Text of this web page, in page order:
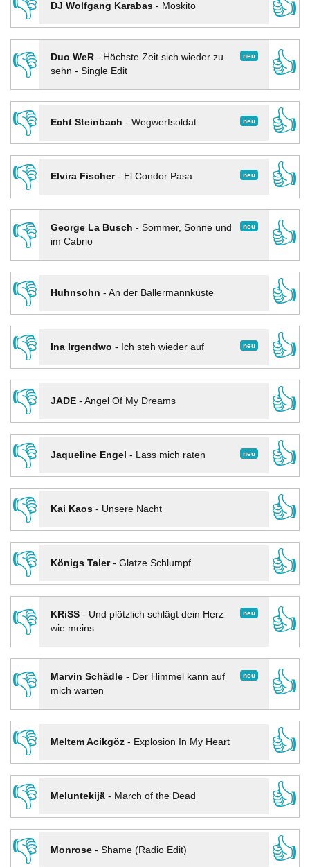
👎 DJ Wolfgang Karabas- Moskito
👍
👎
neu
Duo WeR- Höchste Zeit sich wieder zu
sehn - Single Edit
👍
👎
neu
Echt Steinbach - Wegwerfsoldat
👍
👎
neu
Elvira Fischer- El Condor Pasa
👍
👎
neu
George La Busch - Sommer, Sonne und
im Cabrio
👍
👎
Huhnsohn - An der Ballermannküste
👍
👎
neu
Ina Irgendwo - Ich steh wieder auf
👍
👎
JADE- Angel Of My Dreams
👍
👎
neu
Jaqueline Engel - Lass mich raten
👍
👎
Kai Kaos- Unsere Nacht
👍
👎
Königs Taler- Glatze Schlumpf
👍
👎
neu
KRiSS- Und plötzlich schlägt dein Herz
wie meins
👍
👎 neu
Marvin Schädle- Der Himmel kann auf
mich warten
👍
👎
Meltem Acikgöz- Explosion In My Heart
👍
👎
Meluntekijä- March of the Dead
👍
👎
Monrose- Shame (Radio Edit)
👍